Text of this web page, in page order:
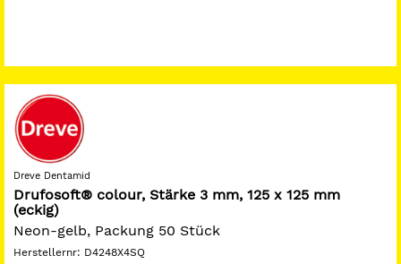
Dreve Dentamid
Drufosoft® colour, Stärke 3 mm, 125 x 125 mm
(eckig)
Neon-gelb, Packung 50 Stück
Herstellernr: D4248X4SQ